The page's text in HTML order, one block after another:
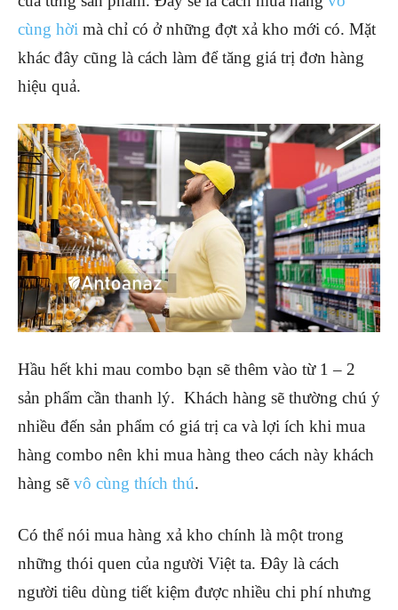
cùng hời mà chỉ có ở những đợt xả kho mới có. Mặt
khác đây cũng là cách làm để tăng giá trị đơn hàng
hiệu quả.
Hầu hết khi mau combo bạn sẽ thêm vào từ 1 – 2
sản phẩm cần thanh lý. Khách hàng sẽ thường chú ý
nhiều đến sản phẩm có giá trị ca và lợi ích khi mua
hàng combo nên khi mua hàng theo cách này khách
hàng sẽ vô cùng thích thú.
Có thể nói mua hàng xả kho chính là một trong
những thói quen của người Việt ta. Đây là cách
người tiêu dùng tiết kiệm được nhiều chi phí nhưng